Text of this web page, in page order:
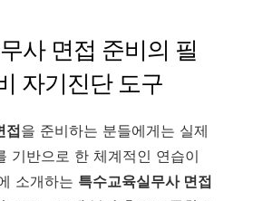
사 면접 준비의 필
자기진단 도구
접을 준비하는 분들에게는 실제
기반으로 한 체계적인 연습이
소개하는 특수교육실무사 면접